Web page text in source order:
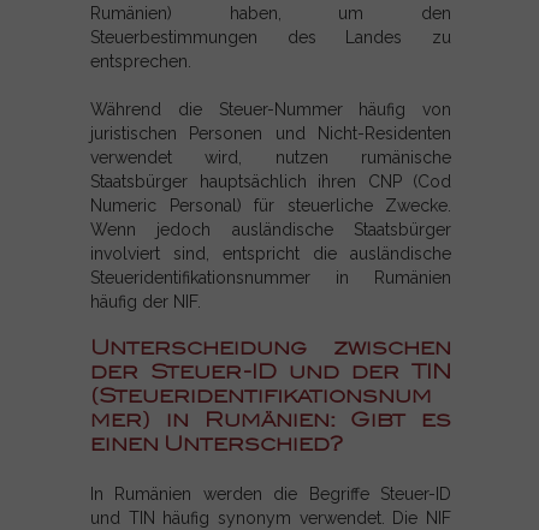
Rumänien) haben, um den
Steuerbestimmungen des Landes zu
entsprechen.
Während die Steuer-Nummer häufig von
juristischen Personen und Nicht-Residenten
verwendet wird, nutzen rumänische
Staatsbürger hauptsächlich ihren CNP (Cod
Numeric Personal) für steuerliche Zwecke.
Wenn jedoch ausländische Staatsbürger
involviert sind, entspricht die ausländische
Steueridentifikationsnummer in Rumänien
häufig der NIF.
Unterscheidung zwischen
der Steuer-ID und der TIN
(Steueridentifikationsnum
mer) in Rumänien: Gibt es
einen Unterschied?
In Rumänien werden die Begriffe Steuer-ID
und TIN häufig synonym verwendet. Die NIF